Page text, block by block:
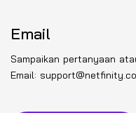
Email
Sampaikan pertanyaan
Email: